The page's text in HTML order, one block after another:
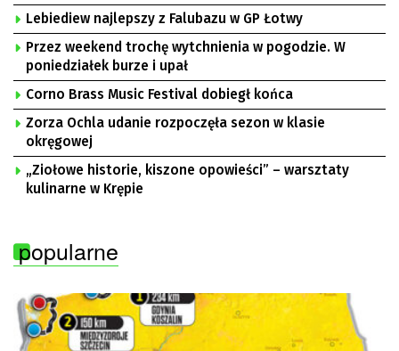
Lebiediew najlepszy z Falubazu w GP Łotwy
Przez weekend trochę wytchnienia w pogodzie. W
poniedziałek burze i upał
Corno Brass Music Festival dobiegł końca
Zorza Ochla udanie rozpoczęła sezon w klasie
okręgowej
„Ziołowe historie, kiszone opowieści” – warsztaty
kulinarne w Krępie
popularne